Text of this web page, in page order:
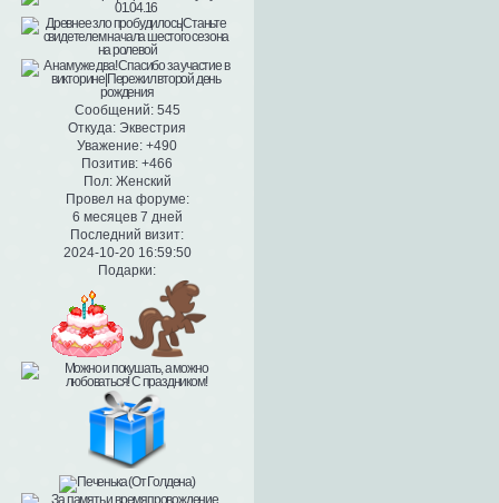
Сообщений:545
Откуда: Эквестрия
Уважение: +490
Позитив: +466
Пол:Женский
Провел на форуме:
6 месяцев 7 дней
Последний визит:
2024-10-20 16:59:50
Подарки: